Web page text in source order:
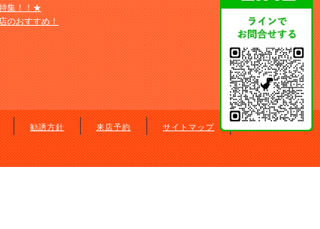
集！！★
のおすすめ！
勧誘方針 来店予約 サイトマップ